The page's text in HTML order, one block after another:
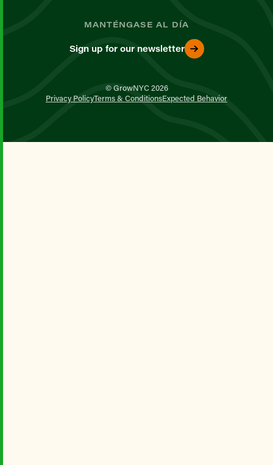
MANTÉNGASE AL DÍA
Sign up for our newsletter
© GrowNYC 2026
Privacy PolicyTerms & ConditionsExpected Behavior